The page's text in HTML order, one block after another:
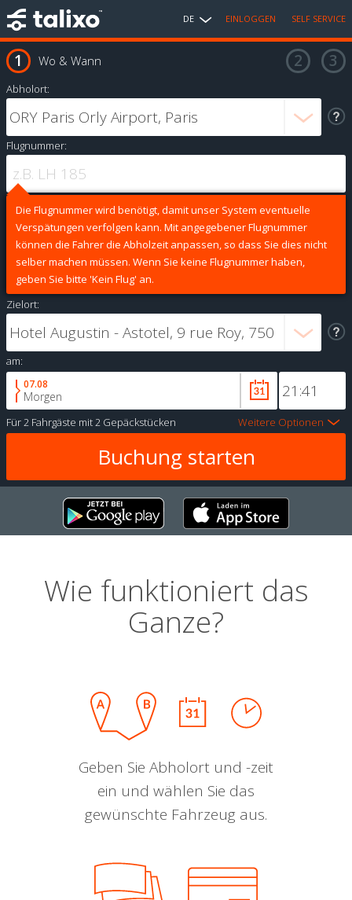
DE EINLOGGEN SELF SERVICE
Wo & Wann
Abholort:
Flugnummer:
Die Flugnummer wird benötigt, damit unser System eventuelle
Verspätungen verfolgen kann. Mit angegebener Flugnummer
können die Fahrer die Abholzeit anpassen, so dass Sie dies nicht
selber machen müssen. Wenn Sie keine Flugnummer haben,
geben Sie bitte 'Kein Flug' an.
Zielort:
am:
07.08
Morgen
Für2 Fahrgäste mit2 Gepäckstücken Weitere Optionen
Wie funktioniert das
Ganze?
Geben Sie Abholort und -zeit
ein und wählen Sie das
gewünschte Fahrzeug aus.